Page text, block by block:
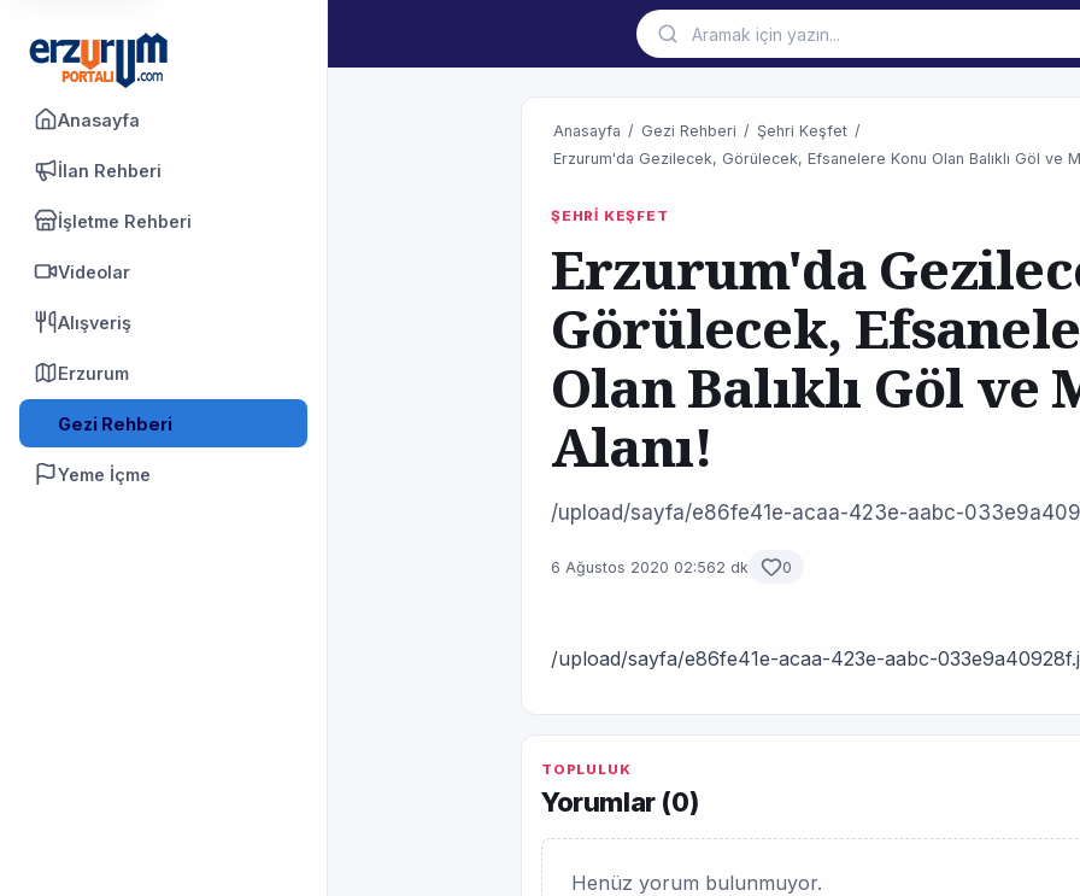
Anasayfa
İlan Rehberi
İşletme Rehberi
Videolar
Alışveriş
Erzurum
Gezi Rehberi
Yeme İçme
Anasayfa / Gezi Rehberi / Şehri Keşfet /
Erzurum'da Gezilecek, Görülecek, Efsanelere Konu Olan Balıklı Göl ve
ŞEHRİ KEŞFET
Erzurum'da
Görülecek,
Olan Balıklı Göl ve
Alanı!
/upload/sayfa/e86fe41e-acaa-423e-aabc-
6 Ağustos 2020 02:562 dk 0
/upload/sayfa/e86fe41e-acaa-423e-aabc-
TOPLULUK
Yorumlar (0)
Henüz yorum bulunmuyor.